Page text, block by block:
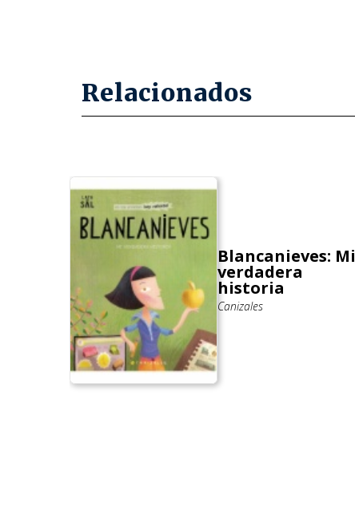
Relacionados
Blancanieves: Mi
verdadera
historia
Canizales